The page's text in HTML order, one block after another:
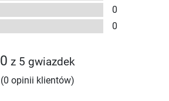
0
0
0 z 5 gwiazdek
(0 opinii klientów)